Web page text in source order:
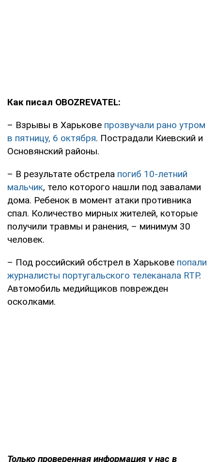
Как писал OBOZREVATEL:
– Взрывы в Харькове прозвучали рано утром
в пятницу, 6 октября. Пострадали Киевский и
Основянский районы.
– В результате обстрела погиб 10-летний
мальчик, тело которого нашли под завалами
дома. Ребенок в момент атаки противника
спал. Количество мирных жителей, которые
получили травмы и ранения, – минимум 30
человек.
– Под российский обстрел в Харькове попали
журналисты португальского телеканала RTP.
Автомобиль медийщиков поврежден
осколками.
Только проверенная информация у нас в